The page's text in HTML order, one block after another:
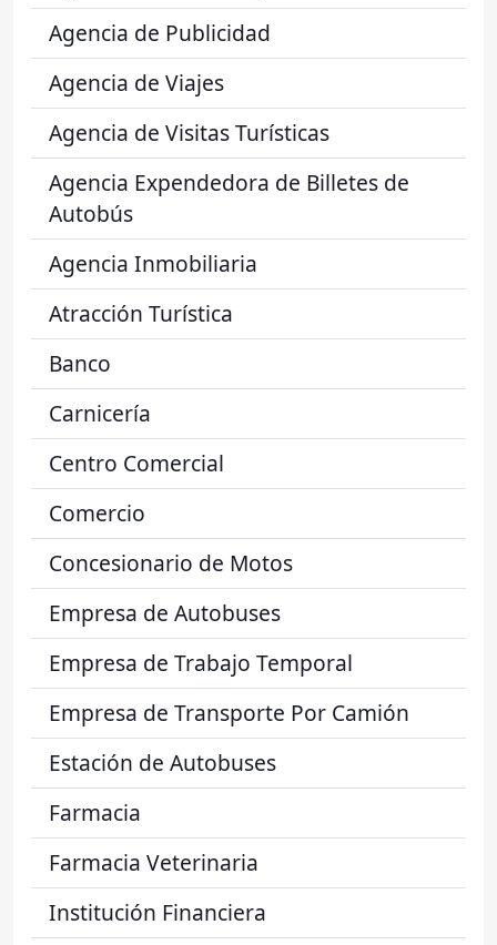
Agencia de Publicidad
Agencia de Viajes
Agencia de Visitas Turísticas
Agencia Expendedora de Billetes de
Autobús
Agencia Inmobiliaria
Atracción Turística
Banco
Carnicería
Centro Comercial
Comercio
Concesionario de Motos
Empresa de Autobuses
Empresa de Trabajo Temporal
Empresa de Transporte Por Camión
Estación de Autobuses
Farmacia
Farmacia Veterinaria
Institución Financiera